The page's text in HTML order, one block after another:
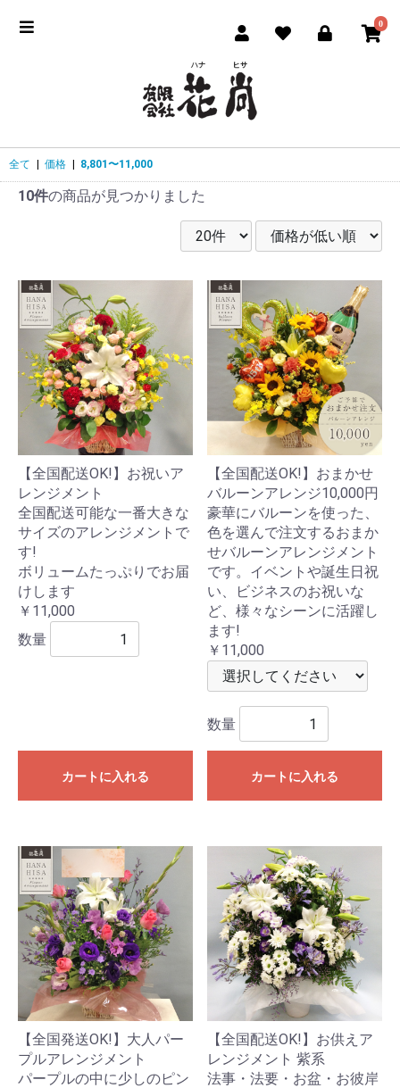
0
全て 価格 8,801〜11,000
10件の商品が見つかりました
【全国配送OK!】お祝いア
レンジメント
全国配送可能な一番大きな
サイズのアレンジメントで
す!
ボリュームたっぷりでお届
けします
￥11,000
数量
カートに入れる
【全国配送OK!】おまかせ
バルーンアレンジ10,000円
豪華にバルーンを使った、
色を選んで注文するおまか
せバルーンアレンジメント
です。イベントや誕生日祝
い、ビジネスのお祝いな
ど、様々なシーンに活躍し
ます!
￥11,000
数量
カートに入れる
【全国発送OK!】大人パー
プルアレンジメント
パープルの中に少しのピン
【全国配送OK!】お供えア
レンジメント 紫系
法事・法要・お盆・お彼岸